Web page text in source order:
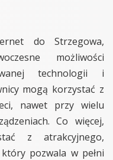
do Strzegowa,
możliwości
technologii i
mogą korzystać z
nawet przy wielu
Co więcej,
z atrakcyjnego,
pozwala w pełni